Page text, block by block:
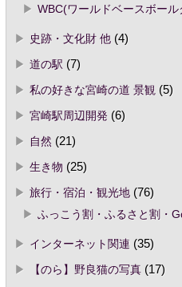
WBC(ワールドベースボール
史跡・文化財 他(4)
道の駅 (7)
私の好きな宮崎の道 景観 (5)
宮崎駅周辺開発(6)
自然 (21)
生き物 (25)
旅行・宿泊・観光地(76)
ふっこう割・ふるさと割・
インターネット関連 (35)
【のら】野良猫の写真(17)